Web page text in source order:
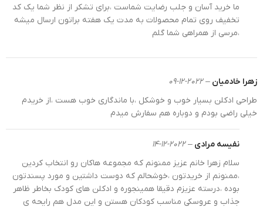
ما خرید آسان و جلب رضایت شماست ،برای تشکر از نظر شما یک کد
تخفیف روی تمام محصولات به مدت یک هفته براتون ارسال میشه
،مرسی از همراهی شما گلم
زهرا خادمیان –
2022-12-09
طراحی ادکلن بسیار خوب و خوشکل ،با ماندگاری خوب هست ،از خریدم
خیلی راضی بودم و دوباره هم سفارش میدم
نفیسه مرادی –
2022-12-14
سلام زهرا خانم عزیز ممنونم که مجموعه هاکان رو انتخاب کردین
،ممنونم از خریدتون ،خوشحالم که دوست داشتین و مورد پسندتون
بوده ،درسته عزیزم دقیقا همینجوره و ادکلن های کودک بخاطر ظاهر
جذاب و عروسکی مناسب کودکان هستن و این مدل هم رایحه ی